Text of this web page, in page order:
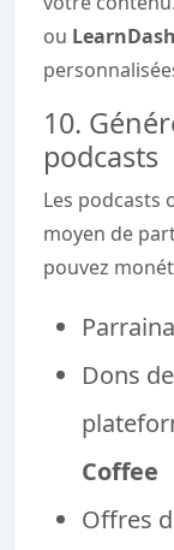
ou LearnDash
10.
podcasts
Les podcasts
moyen de
pouvez
Dons
Coffee
Offres